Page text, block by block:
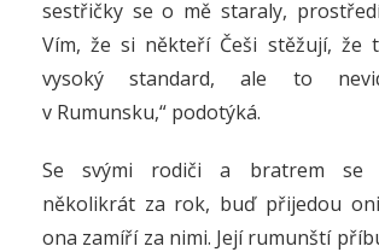
sestřičky se o mě staraly,
Vím, že si někteří Češi stěžují, že
vysoký standard, ale to
v Rumunsku,“ podotýká.
Se svými rodiči a bratrem se
několikrát za rok, buď přijedou
ona zamíří za nimi. Její rumunští